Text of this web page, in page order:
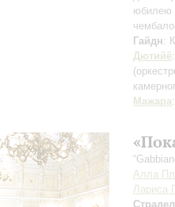
юбилею
Гайдн:
Дютийё
Мажара
Алла
Лариса